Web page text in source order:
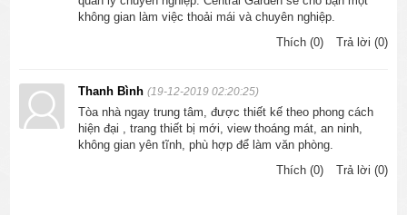
không gian làm việc thoải mái và chuyên nghiệp.
Thích (0)
Trả lời (0)
Thanh Bình(19-12-2019 02:20:25)
Tòa nhà ngay trung tâm, được thiết kế theo phong cách
hiện đại , trang thiết bị mới, view thoáng mát, an ninh,
không gian yên tĩnh, phù hợp để làm văn phòng.
Thích (0)
Trả lời (0)